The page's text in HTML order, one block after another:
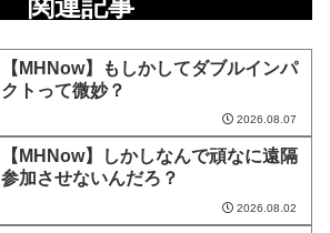
【MHNow】もしかしてダブルインパ
クトって微妙？
2026.08.07
【MHNow】しかしなんで頑なに遠隔
参加させないんだろ？
2026.08.02